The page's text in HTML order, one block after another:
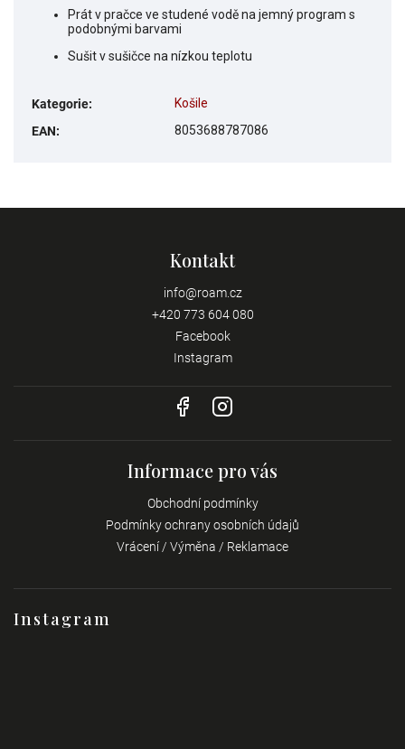
Prát v pračce ve studené vodě na jemný program s
podobnými barvami
Sušit v sušičce na nízkou teplotu
Kategorie:
Košile
EAN: 8053688787086
Instagram
Kontakt
info@roam.cz
+420 773 604 080
Facebook
Instagram
Informace pro vás
Obchodní podmínky
Podmínky ochrany osobních údajů
Vrácení / Výměna / Reklamace